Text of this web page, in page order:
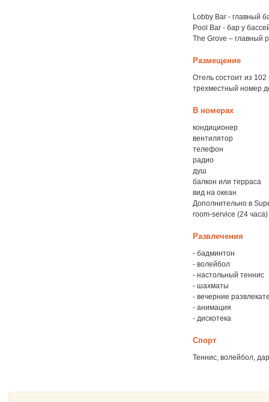
Lobby Bar - главный
Pool Bar - бар у
The Grove – главный
Размещение
Отель состоит из
трехместный номер
В номерах
кондиционер
вентилятор
телефон
радио
душ
балкон или терраса
вид на океан
Дополнительно в
room-service (24 часа)
Развлечения
- бадминтон
- волейбол
- настольный теннис
- шахматы
- вечерние
- анимация
- дискотека
Спорт
Теннис, волейбол,